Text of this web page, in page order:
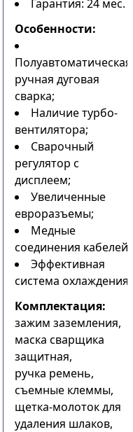
Гарантия: 24 мес.
Особенности:
ручная дуговая
сварка;
Наличие турбо-
вентилятора;
Сварочный
регулятор с
дисплеем;
Увеличенные
евроразъемы;
Медные
соединения кабелей;
Эффективная
система охлаждения.
Комплектация:
зажим заземления,
маска сварщика
защитная,
ручка ремень,
съемные клеммы,
щетка-молоток для
удаления шлаков,